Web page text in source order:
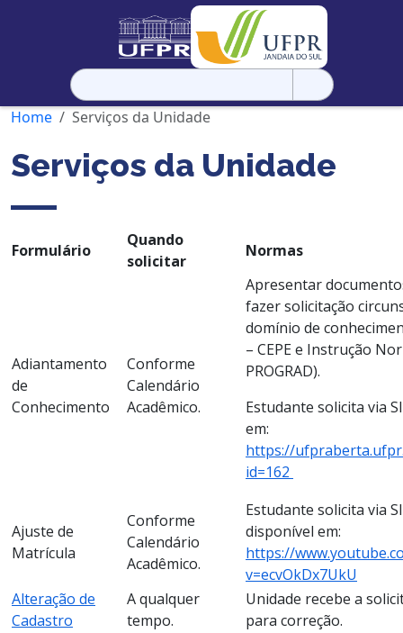
Pesquisar
por:
Home
Serviços da Unidade
Serviços da Unidade
Formulário
Quando
solicitar
Normas
Adiantamento
de
Conhecimento
Conforme
Calendário
Acadêmico.
Apresentar
fazer solicitação
domínio de
– CEPE e Instrução
PROGRAD).
Estudante solicita via
em:
https://
id=162
Ajuste de
Matrícula
Conforme
Calendário
Acadêmico.
Estudante solicita via
disponível em:
https://
v=ecvOkDx7UkU
Alteração de
Cadastro
A qualquer
tempo.
Unidade recebe a
para correção.